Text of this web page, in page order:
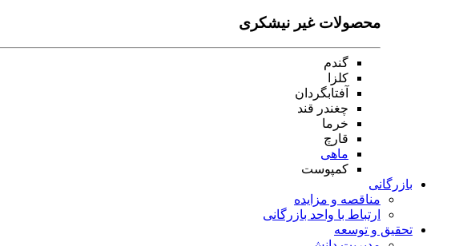
محصولات غیر نیشکری
گندم
کلزا
آفتابگردان
چغندر قند
خرما
قارچ
ماهی
کمپوست
بازرگانی
مناقصه و مزایده
ارتباط با واحد بازرگانی
تحقیق و توسعه